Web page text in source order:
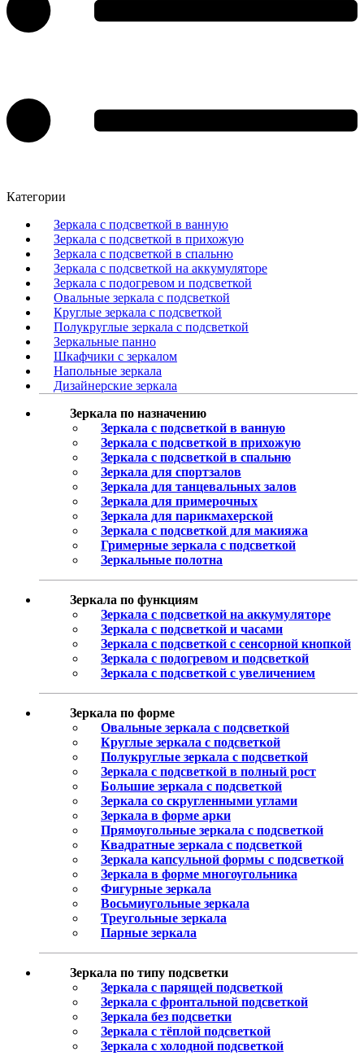
Категории
Зеркала с подсветкой в ванную
Зеркала с подсветкой в прихожую
Зеркала с подсветкой в спальню
Зеркала с подсветкой на аккумуляторе
Зеркала с подогревом и подсветкой
Овальные зеркала с подсветкой
Круглые зеркала с подсветкой
Полукруглые зеркала с подсветкой
Зеркальные панно
Шкафчики с зеркалом
Напольные зеркала
Дизайнерские зеркала
Зеркала по назначению
Зеркала с подсветкой в ванную
Зеркала с подсветкой в прихожую
Зеркала с подсветкой в спальню
Зеркала для спортзалов
Зеркала для танцевальных залов
Зеркала для примерочных
Зеркала для парикмахерской
Зеркала с подсветкой для макияжа
Гримерные зеркала с подсветкой
Зеркальные полотна
Зеркала по функциям
Зеркала с подсветкой на аккумуляторе
Зеркала с подсветкой и часами
Зеркала с подсветкой с сенсорной кнопкой
Зеркала с подогревом и подсветкой
Зеркала с подсветкой с увеличением
Зеркала по форме
Овальные зеркала с подсветкой
Круглые зеркала с подсветкой
Полукруглые зеркала с подсветкой
Зеркала с подсветкой в полный рост
Большие зеркала с подсветкой
Зеркала со скругленными углами
Зеркала в форме арки
Прямоугольные зеркала с подсветкой
Квадратные зеркала с подсветкой
Зеркала капсульной формы с подсветкой
Зеркала в форме многоугольника
Фигурные зеркала
Восьмиугольные зеркала
Треугольные зеркала
Парные зеркала
Зеркала по типу подсветки
Зеркала с парящей подсветкой
Зеркала с фронтальной подсветкой
Зеркала без подсветки
Зеркала с тёплой подсветкой
Зеркала с холодной подсветкой